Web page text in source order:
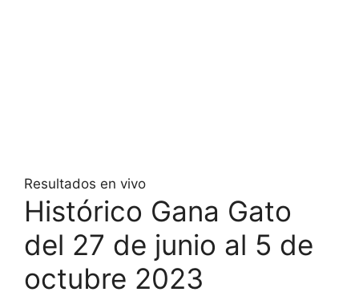
Resultados en vivo
Histórico Gana Gato
del 27 de junio al 5 de
octubre 2023